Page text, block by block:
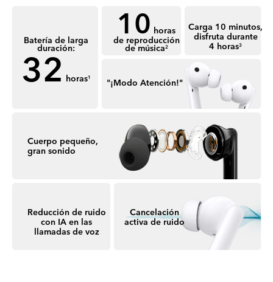
Batería de larga
duración:
32 horas1
10 horas
de reproducción
de música2
Carga 10 minutos,
disfruta durante
4 horas3
Reducción de ruido
con IA en las
llamadas de voz
"¡Modo Atención!"
Cuerpo pequeño,
gran sonido
Cancelación
activa de ruido